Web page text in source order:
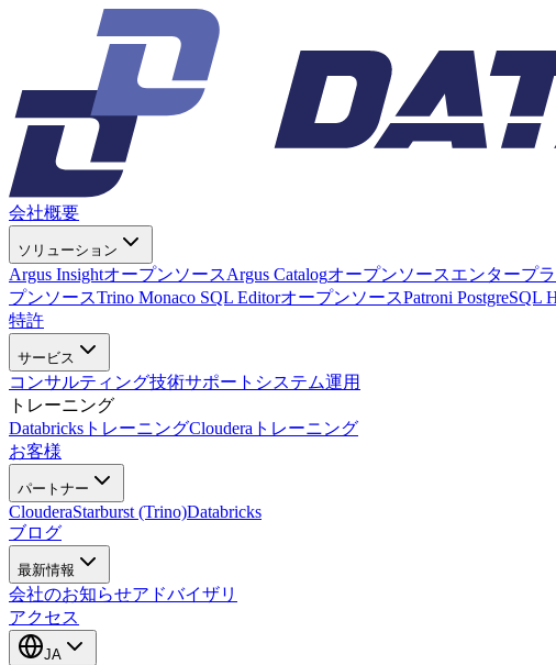
会社概要
ソリューション
Argus InsightオープンソースArgus Catalogオープンソースエンタープ
プンソースTrino Monaco SQL EditorオープンソースPatroni PostgreSQL
特許
サービス
コンサルティング技術サポート システム運用
トレーニング
DatabricksトレーニングClouderaトレーニング
お客様
パートナー
ClouderaStarburst (Trino)Databricks
ブログ
最新情報
会社のお知らせアドバイザリ
アクセス
JA